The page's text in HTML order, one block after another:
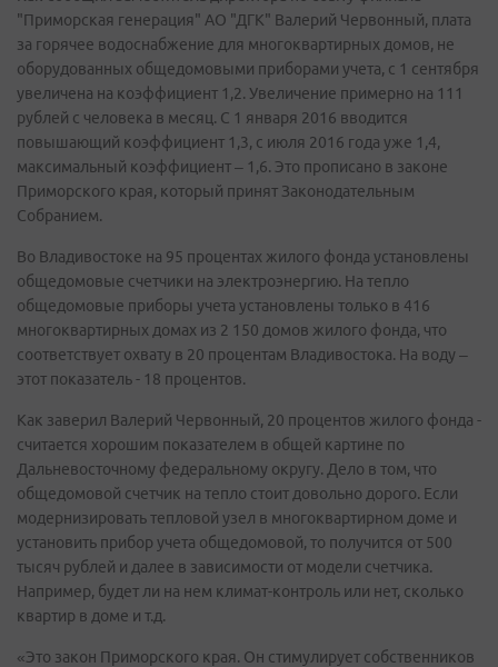
"Приморская генерация" АО "ДГК" Валерий Червонный, плата
за горячее водоснабжение для многоквартирных домов, не
оборудованных общедомовыми приборами учета, с 1 сентября
увеличена на коэффициент 1,2. Увеличение примерно на 111
рублей с человека в месяц. С 1 января 2016 вводится
повышающий коэффициент 1,3, с июля 2016 года уже 1,4,
максимальный коэффициент – 1,6. Это прописано в законе
Приморского края, который принят Законодательным
Собранием.
Во Владивостоке на 95 процентах жилого фонда установлены
общедомовые счетчики на электроэнергию. На тепло
общедомовые приборы учета установлены только в 416
многоквартирных домах из 2 150 домов жилого фонда, что
соответствует охвату в 20 процентам Владивостока. На воду –
этот показатель - 18 процентов.
Как заверил Валерий Червонный, 20 процентов жилого фонда -
считается хорошим показателем в общей картине по
Дальневосточному федеральному округу. Дело в том, что
общедомовой счетчик на тепло стоит довольно дорого. Если
модернизировать тепловой узел в многоквартирном доме и
установить прибор учета общедомовой, то получится от 500
тысяч рублей и далее в зависимости от модели счетчика.
Например, будет ли на нем климат-контроль или нет, сколько
квартир в доме и т.д.
«Это закон Приморского края. Он стимулирует собственников